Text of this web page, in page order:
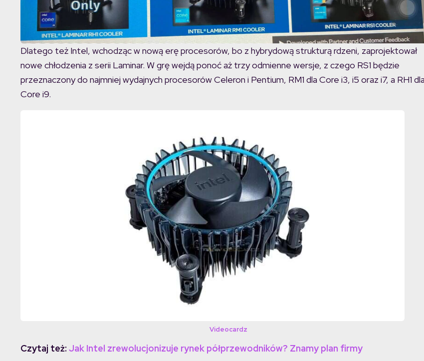
Dlatego też Intel, wchodząc w nową erę procesorów, bo z hybrydową strukturą rdzeni, zaprojektował
nowe chłodzenia z serii Laminar. W grę wejdą ponoć aż trzy odmienne wersje, z czego RS1 będzie
przeznaczony do najmniej wydajnych procesorów Celeron i Pentium, RM1 dla Core i3, i5 oraz i7, a RH1 dla
Core i9.
Videocardz
Czytaj też: Jak Intel zrewolucjonizuje rynek półprzewodników? Znamy plan firmy